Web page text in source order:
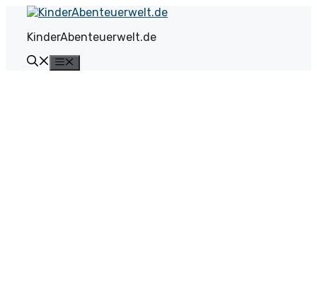
Zum
springen
KinderAbenteuerwelt.de